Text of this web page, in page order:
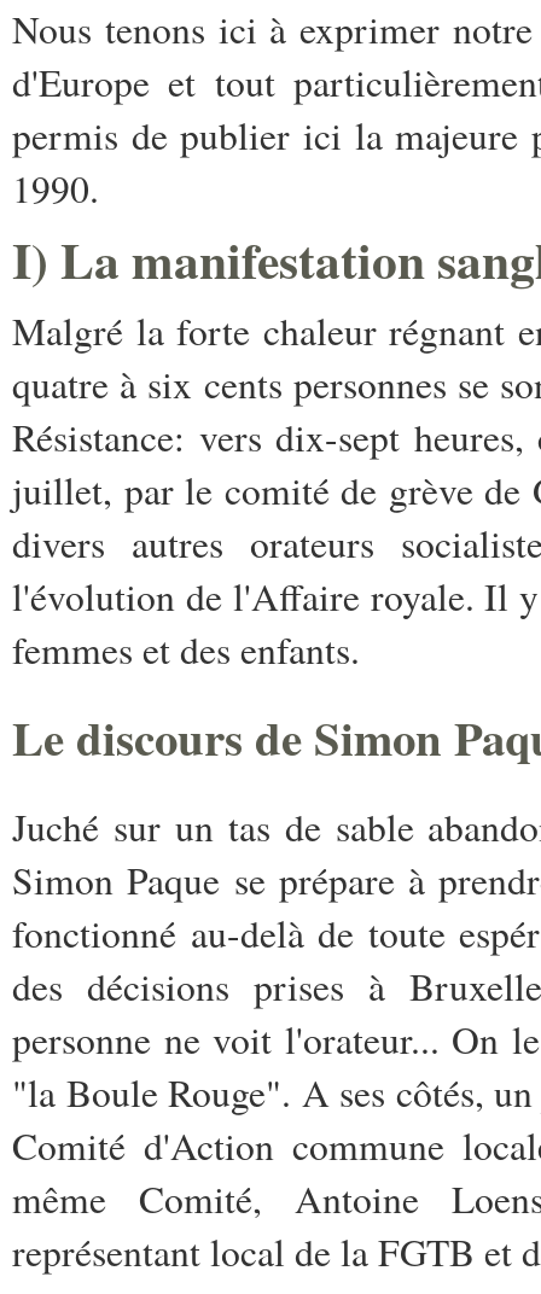
Nous tenons ici à exprimer
d'Europe et tout
permis de publier ici la majeure
1990.
I) La manifestation
Malgré la forte chaleur régnant
quatre à six cents personnes se
Résistance: vers dix-sept
juillet, par le comité de grève de
divers autres orateurs
l'évolution de l'Affaire royale. Il y
femmes et des enfants.
Le discours de Simon
Juché sur un tas de sable
Simon Paque se prépare à
fonctionné au-delà de toute
des décisions prises à
personne ne voit l'orateur... On
"la Boule Rouge". A ses côtés,
Comité d'Action commune
même Comité, Antoine
représentant local de la FGTB et